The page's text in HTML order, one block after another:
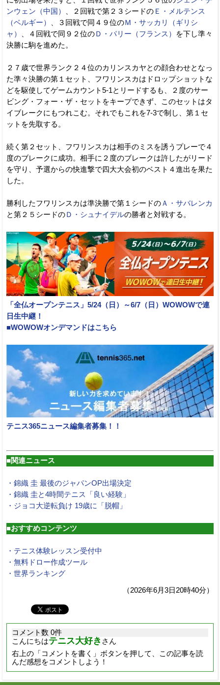
ンウェン（中国）
、２回戦で第２３シードの Ｅ・メルテンス
（ベルギー）
、３回戦で同４９位のＭ・サッカリ（ギリシ
ャ）
、４回戦で同９２位のＤ・パリー（フランス）
を下し準々
決勝に駒を進めた。
２７歳で世界ランク２４位のカリンスカヤとの顔合わせとなっ
た準々決勝の第１セット、フワリンスカはドロップショットな
どを駆使してゲームカウント5-1とリードするも、２度のサー
ビング・フォー・ザ・セットをキープできず、このセットはタ
イブレークにもつれこむ。それでもこれを7-3で制し、第１セ
ットを先取する。
続く第２セット、フワリンスカは相手のミスを誘うプレーで４
度のブレークに成功。相手に２度のブレークは許したがリード
を守り、予選からの快進撃で四大大会初のベスト４進出を果た
した。
勝利したフワリンスカは準決勝で第１シードのＡ・サバレンカ
と第２５シードのＤ・シュナイデルの勝者と対戦する。
「全仏オープンテニス」5/24（日）～6/7（日）WOWOWで連
日生中継！
■WOWOWオンデマンドはこちら
テニス365ニュース編集者募集！！
■関連ニュース
・錦織 圭 最後のジャパンOP出場決定
・錦織 圭と4時間テニス「良い経験」
・ジョコ大逆転負け 19歳に「脱帽」
■おすすめコンテンツ
・テニス体験レッスン受付中
・無料ドロー作成ツール
・世界ランキング
（2026年6月3日20時40分）
コメント数 0件
こんにちはテニス大好き さん
右上の「コメントを書く」ボタンを押して、この記事を読
んだ感想をコメントしよう！